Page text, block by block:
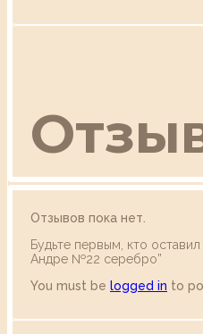
Отзывов пока нет.
Будьте первым, кто
Андре №22 серебро”
You must be logged in to